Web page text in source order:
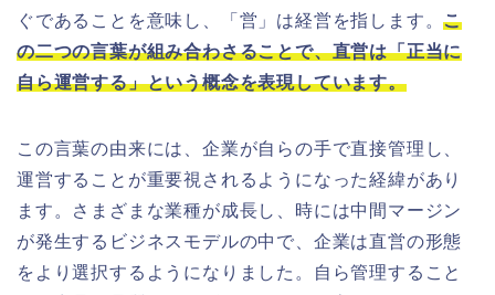
ぐであることを意味し、「営」は経営を指します。こ
の二つの言葉が組み合わさることで、直営は「正当に
自ら運営する」という概念を表現しています。
この言葉の由来には、企業が自らの手で直接管理し、
運営することが重要視されるようになった経緯があり
ます。さまざまな業種が成長し、時には中間マージン
が発生するビジネスモデルの中で、企業は直営の形態
をより選択するようになりました。自ら管理すること